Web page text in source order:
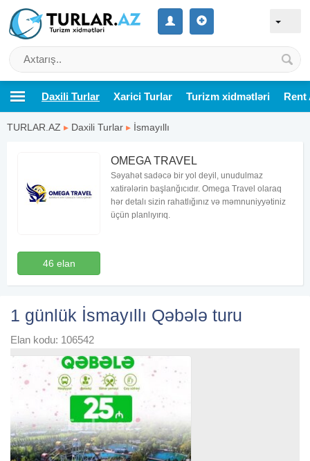
Daxili Turlar Xarici Turlar Turizm xidmətləri Rent
TURLAR.AZ ▸ Daxili Turlar ▸ İsmayıllı
46 elan
OMEGA TRAVEL
Səyahət sadəcə bir yol deyil, unudulmaz
xatirələrin başlanğıcıdır. Omega Travel olaraq
hər detalı sizin rahatlığınız və məmnuniyyətiniz
üçün planlıyırıq.
1 günlük İsmayıllı Qəbələ turu
Elan kodu: 106542